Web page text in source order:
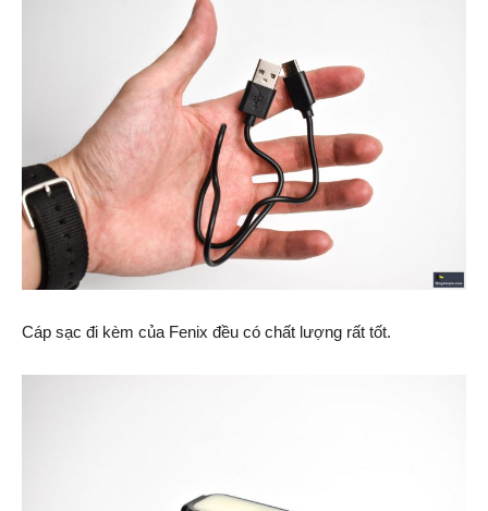
Cáp sạc đi kèm của Fenix đều có chất lượng rất tốt.